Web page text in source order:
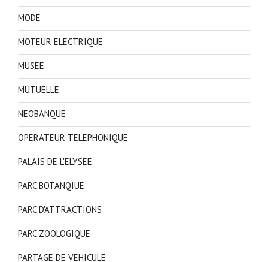
MODE
MOTEUR ELECTRIQUE
MUSEE
MUTUELLE
NEOBANQUE
OPERATEUR TELEPHONIQUE
PALAIS DE L'ELYSEE
PARC BOTANQIUE
PARC D'ATTRACTIONS
PARC ZOOLOGIQUE
PARTAGE DE VEHICULE